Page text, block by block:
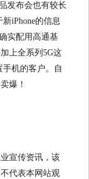
发布会也有较长
iPhone的信息
实配用高通基
上全系列5G这
机的客户。自
爆！
宣传资讯，该
代表本网站观